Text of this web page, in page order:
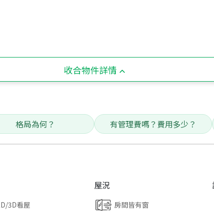
收合物件詳情
格局為何？ 有管理費嗎？費用多少？
3D看屋
屋況
房間皆有窗